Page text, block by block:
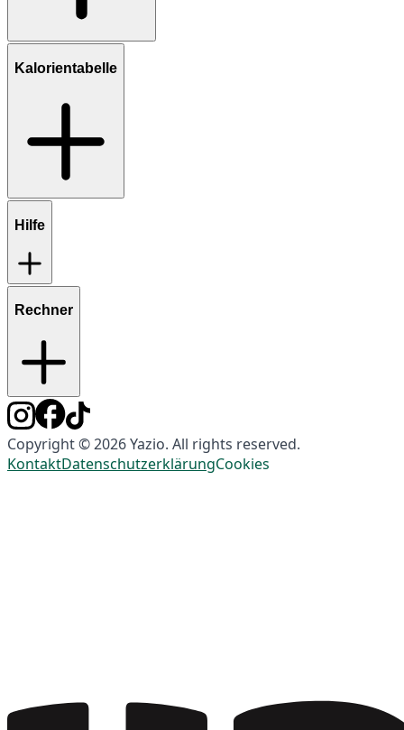
Kalorientabelle
Hilfe
Rechner
Copyright © 2026 Yazio. All rights reserved.
KontaktDatenschutzerklärungCookies